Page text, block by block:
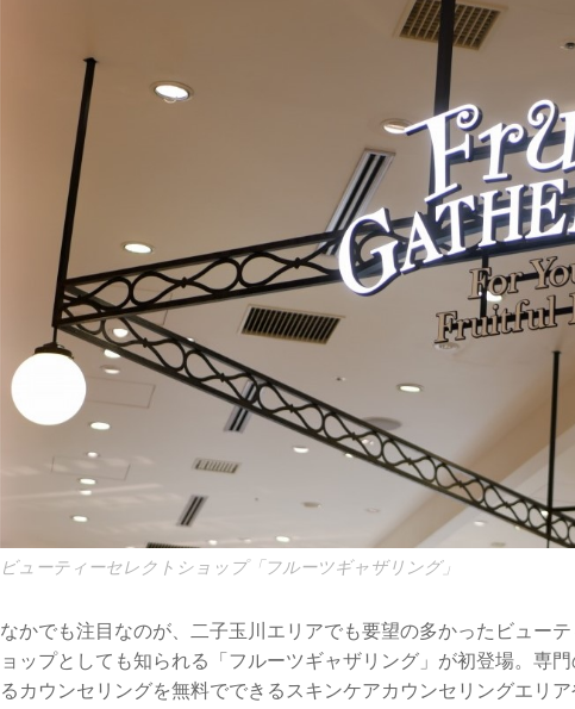
ビューティーセレクトショップ「フルーツギャザリング」
なかでも注目なのが、二子玉川エリアでも要望の多かったビュー
ョップとしても知られる「フルーツギャザリング」が初登場。専
るカウンセリングを無料でできるスキンケアカウンセリングエリ